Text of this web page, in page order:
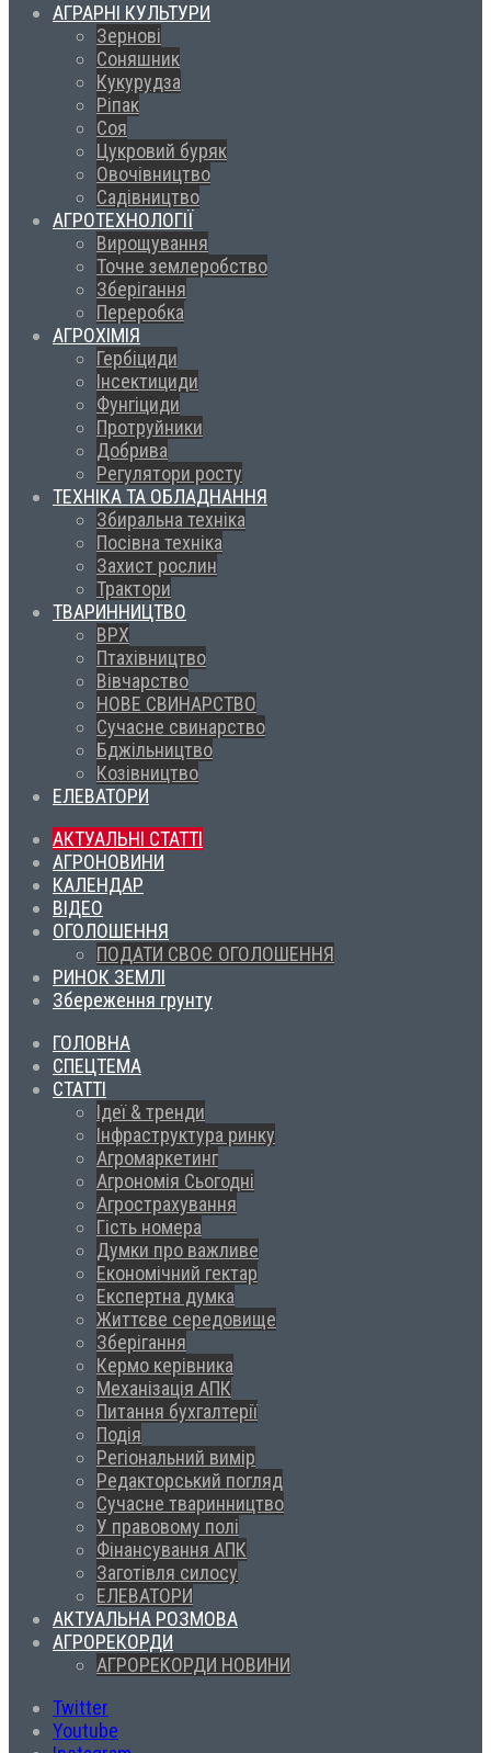
АГРАРНІ КУЛЬТУРИ
Зернові
Соняшник
Кукурудза
Ріпак
Соя
Цукровий буряк
Овочівництво
Садівництво
АГРОТЕХНОЛОГІЇ
Вирощування
Точне землеробство
Зберігання
Переробка
АГРОХІМІЯ
Гербіциди
Інсектициди
Фунгіциди
Протруйники
Добрива
Регулятори росту
ТЕХНІКА ТА ОБЛАДНАННЯ
Збиральна техніка
Посівна техніка
Захист рослин
Трактори
ТВАРИННИЦТВО
ВРХ
Птахівництво
Вівчарство
НОВЕ СВИНАРСТВО
Сучасне свинарство
Бджільництво
Козівництво
ЕЛЕВАТОРИ
АКТУАЛЬНІ СТАТТІ
АГРОНОВИНИ
КАЛЕНДАР
ВІДЕО
ОГОЛОШЕННЯ
ПОДАТИ СВОЄ ОГОЛОШЕННЯ
РИНОК ЗЕМЛІ
Збереження грунту
ГОЛОВНА
СПЕЦТЕМА
СТАТТІ
Ідеї & тренди
Інфраструктура ринку
Агромаркетинг
Агрономія Сьогодні
Агрострахування
Гість номера
Думки про важливе
Економічний гектар
Експертна думка
Життєве середовище
Зберігання
Кермо керівника
Механізація АПК
Питання бухгалтерії
Подія
Регіональний вимір
Редакторський погляд
Сучасне тваринництво
У правовому полі
Фінансування АПК
Заготівля силосу
ЕЛЕВАТОРИ
АКТУАЛЬНА РОЗМОВА
АГРОРЕКОРДИ
АГРОРЕКОРДИ НОВИНИ
Twitter
Youtube